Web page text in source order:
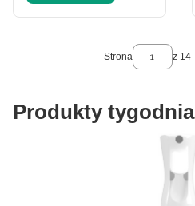
Strona z 14
Produkty tygodnia